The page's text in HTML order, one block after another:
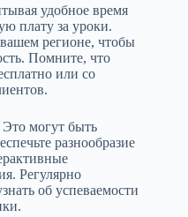
удобное время
плату за уроки.
регионе, чтобы
Помните, что
или со
Это могут быть
разнообразие
Регулярно
об успеваемости